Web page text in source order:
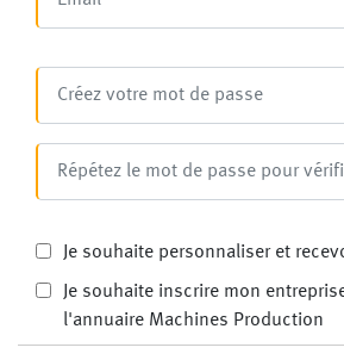
Je souhaite personnaliser et
Je souhaite inscrire mon
l'annuaire Machines Production